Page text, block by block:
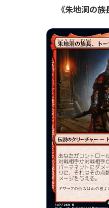
《朱地洞の族